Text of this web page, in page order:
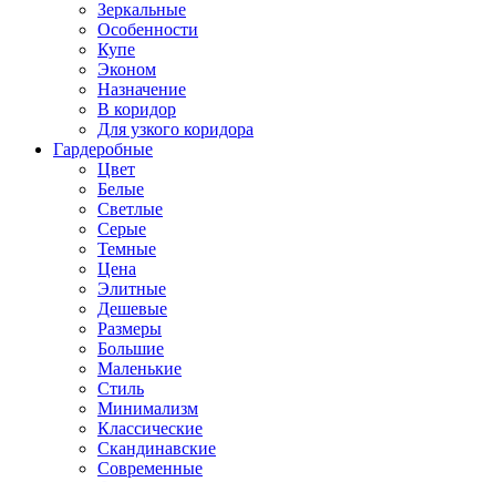
Зеркальные
Особенности
Купе
Эконом
Назначение
В коридор
Для узкого коридора
Гардеробные
Цвет
Белые
Светлые
Серые
Темные
Цена
Элитные
Дешевые
Размеры
Большие
Маленькие
Стиль
Минимализм
Классические
Скандинавские
Современные